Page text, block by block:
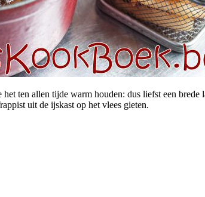
ten allen tijde warm houden: dus liefst een
uit de ijskast op het vlees gieten.